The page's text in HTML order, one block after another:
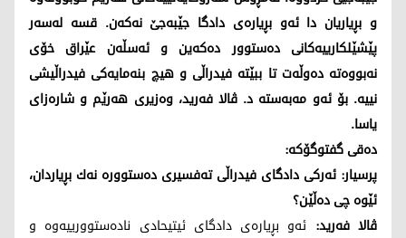
و بڕیاریان دا ئه‌و بڕیاره‌ی دادگا جێبه‌جێ نه‌كه‌ن. قسه‌ له‌سه‌ر
پێشێلكارییه‌كانی ده‌ستوور ده‌كه‌ین و ئه‌سڵه‌ن عێراق خۆی
نه‌بووه‌ته‌ ده‌وڵه‌ت تا ببێته‌ فیدراڵی و هیچ بنه‌مایه‌كی فیدراڵیشی
نییه‌. بۆ ئه‌و مه‌به‌سته‌ د. ڤالا فه‌رید، وه‌زیری هه‌رێم و شاره‌زای
یاسا.
ده‌قی گفتوگۆكه‌:
پرسیار: ئه‌ركی دادگای فیدراڵی ته‌فسیری ده‌ستووره‌ نه‌ك بڕیاردان،
ئێوه‌ چی ده‌ڵێن؟
ڤالا فه‌رید: ئه‌و بڕیاره‌ی دادگای ئیتیحادی ناده‌ستوورییه‌وه‌ و